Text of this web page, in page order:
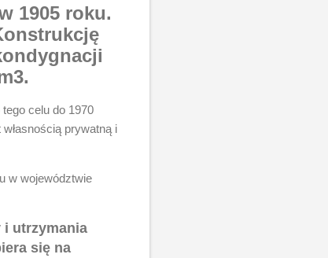
1905 roku.
celu do 1970
prywatną i
w województwie
i utrzymania
się na